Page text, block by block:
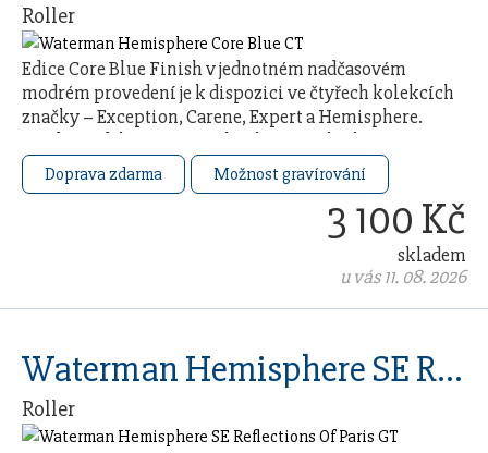
Roller
Edice Core Blue Finish v jednotném nadčasovém
modrém provedení je k dispozici ve čtyřech kolekcích
značky – Exception, Carene, Expert a Hemisphere.
Každý model čerpá ze 140letého řemeslného …
Doprava zdarma Možnost gravírování
3 100 Kč
skladem
u vás 11. 08. 2026
Waterman Hemisphere SE Reflections Of Paris GT
Roller